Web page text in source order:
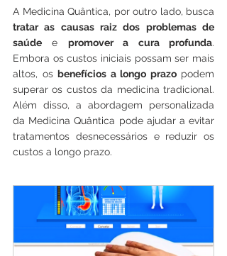
tratar as causas raiz dos problemas de
saúde e promover a cura profunda.
Embora os custos iniciais possam ser mais
altos, os benefícios a longo prazo podem
superar os custos da medicina tradicional.
Além disso, a abordagem personalizada
da Medicina Quântica pode ajudar a evitar
tratamentos desnecessários e reduzir os
custos a longo prazo.